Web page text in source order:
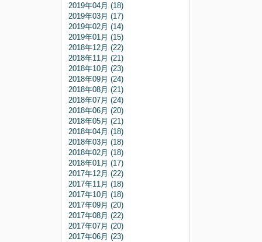
2019年04月 (18)
2019年03月 (17)
2019年02月 (14)
2019年01月 (15)
2018年12月 (22)
2018年11月 (21)
2018年10月 (23)
2018年09月 (24)
2018年08月 (21)
2018年07月 (24)
2018年06月 (20)
2018年05月 (21)
2018年04月 (18)
2018年03月 (18)
2018年02月 (18)
2018年01月 (17)
2017年12月 (22)
2017年11月 (18)
2017年10月 (18)
2017年09月 (20)
2017年08月 (22)
2017年07月 (20)
2017年06月 (23)